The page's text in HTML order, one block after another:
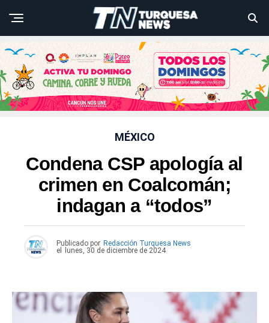
MÉXICO
Condena CSP apología al
crimen en Coalcomán;
indagan a “todos”
Publicado por Redacción Turquesa News
el
lunes, 30 de diciembre de 2024